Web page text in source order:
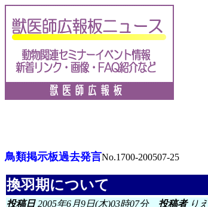
鳥類掲示板過去発言No.1700-200507-25
換羽期について
投稿日2005年6月9日(木)03時07分 投稿者りえ